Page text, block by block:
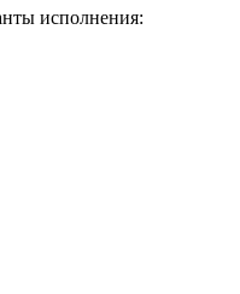
исполнения: